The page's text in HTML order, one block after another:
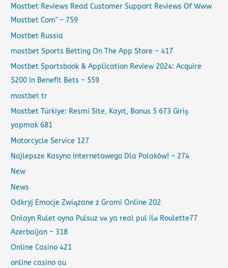
Mostbet Reviews Read Customer Support Reviews Of Www
Mostbet Com" – 759
Mostbet Russia
‎mostbet Sports Betting On The App Store – 417
Mostbet Sportsbook & Application Review 2024: Acquire
$200 In Benefit Bets – 559
mostbet tr
Mostbet Türkiye: Resmi Site, Kayıt, Bonus 5 673 Giriş
yapmak 681
Motorcycle Service 127
Najlepsze Kasyno Internetowego Dla Polaków! – 274
New
News
Odkryj Emocje Związane z Grami Online 202
Onlayn Rulet oyna Pulsuz və ya real pul ilə Roulette77
Azerbaijan – 318
Online Casino 421
online casino au